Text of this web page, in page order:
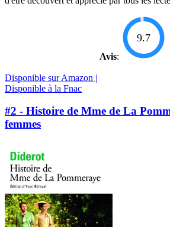
Avis:
9.7
Disponible sur Amazon |
Disponible à la Fnac
#2 - Histoire de Mme de La
femmes